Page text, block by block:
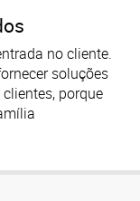
no cliente.
soluções
porque